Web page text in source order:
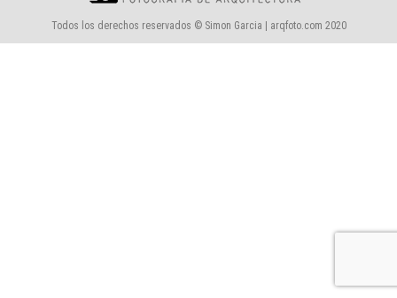
Todos los derechos reservados © Simon Garcia | arqfoto.com 2020